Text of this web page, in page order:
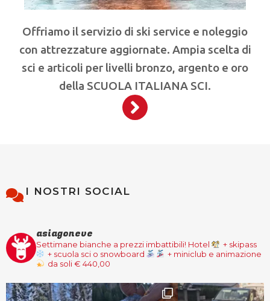
Offriamo il servizio di ski service e noleggio
con attrezzature aggiornate. Ampia scelta di
sci e articoli per livelli bronzo, argento e oro
della SCUOLA ITALIANA SCI.
I NOSTRI SOCIAL
asiagoneve
Settimane bianche a prezzi imbattibili! Hotel
+ skipass
+ scuola sci o snowboard
+ miniclub e animazione
da soli € 440,00